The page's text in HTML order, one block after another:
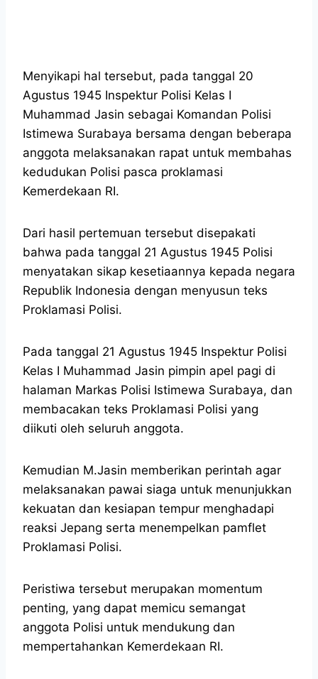
Menyikapi hal tersebut, pada tanggal 20
Agustus 1945 Inspektur Polisi Kelas I
Muhammad Jasin sebagai Komandan Polisi
Istimewa Surabaya bersama dengan beberapa
anggota melaksanakan rapat untuk membahas
kedudukan Polisi pasca proklamasi
Kemerdekaan RI.
Dari hasil pertemuan tersebut disepakati
bahwa pada tanggal 21 Agustus 1945 Polisi
menyatakan sikap kesetiaannya kepada negara
Republik Indonesia dengan menyusun teks
Proklamasi Polisi.
Pada tanggal 21 Agustus 1945 Inspektur Polisi
Kelas I Muhammad Jasin pimpin apel pagi di
halaman Markas Polisi Istimewa Surabaya, dan
membacakan teks Proklamasi Polisi yang
diikuti oleh seluruh anggota.
Kemudian M.Jasin memberikan perintah agar
melaksanakan pawai siaga untuk menunjukkan
kekuatan dan kesiapan tempur menghadapi
reaksi Jepang serta menempelkan pamflet
Proklamasi Polisi.
Peristiwa tersebut merupakan momentum
penting, yang dapat memicu semangat
anggota Polisi untuk mendukung dan
mempertahankan Kemerdekaan RI.